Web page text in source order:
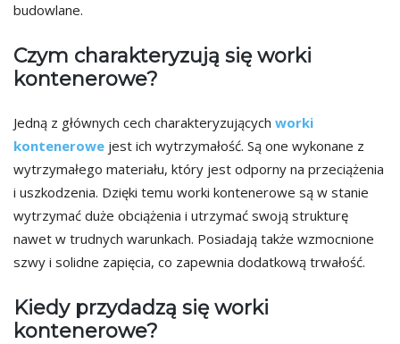
budowlane.
Czym charakteryzują się worki
kontenerowe?
Jedną z głównych cech charakteryzujących worki
kontenerowe jest ich wytrzymałość. Są one wykonane z
wytrzymałego materiału, który jest odporny na przeciążenia
i uszkodzenia. Dzięki temu worki kontenerowe są w stanie
wytrzymać duże obciążenia i utrzymać swoją strukturę
nawet w trudnych warunkach. Posiadają także wzmocnione
szwy i solidne zapięcia, co zapewnia dodatkową trwałość.
Kiedy przydadzą się worki
kontenerowe?